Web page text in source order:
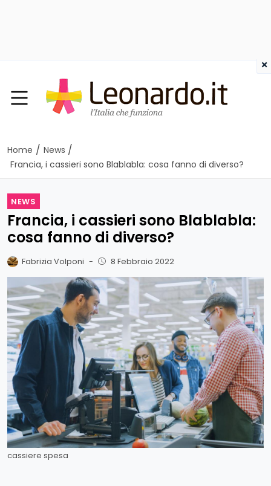
Home / News /
Francia, i cassieri sono Blablabla: cosa fanno di diverso?
NEWS
Francia, i cassieri sono Blablabla:
cosa fanno di diverso?
Fabrizia Volponi - 8 Febbraio 2022
cassiere spesa
×